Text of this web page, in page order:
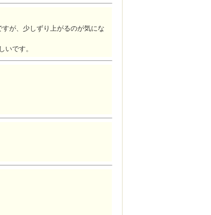
が、少しずり上がるのが気にな
いです。